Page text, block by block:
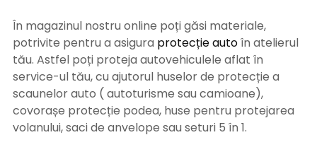
În magazinul nostru online poți găsi materiale,
potrivite pentru a asigura protecție autoîn atelierul
tău. Astfel poți proteja autovehiculele aflat în
service-ul tău, cu ajutorul huselor de protecție a
scaunelor auto ( autoturisme sau camioane),
covorașe protecție podea, huse pentru protejarea
volanului, saci de anvelope sau seturi 5 în 1.